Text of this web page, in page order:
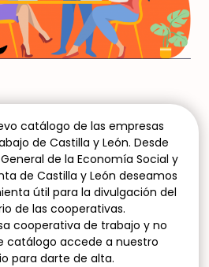
catálogo de las empresas
de Castilla y León. Desde
de la Economía Social y
de Castilla y León deseamos
útil para la divulgación del
de las cooperativas.
cooperativa de trabajo y no
catálogo accede a nuestro
para darte de alta.